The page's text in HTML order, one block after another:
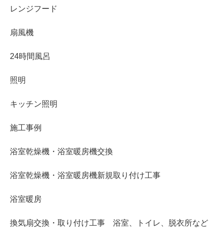
レンジフード
扇風機
24時間風呂
照明
キッチン照明
施工事例
浴室乾燥機・浴室暖房機交換
浴室乾燥機・浴室暖房機新規取り付け工事
浴室暖房
換気扇交換・取り付け工事 浴室、トイレ、脱衣所など